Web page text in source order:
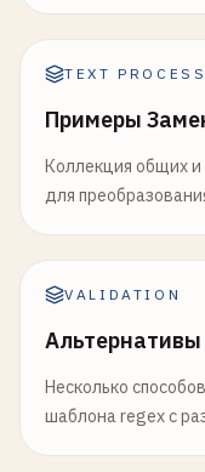
TEXT
Примеры
Коллекция общих
для
VALIDATION
Несколько
шаблона regex с